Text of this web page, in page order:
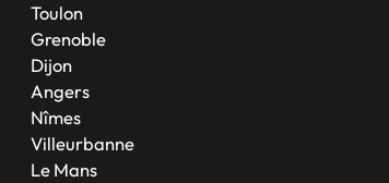
Toulon
Grenoble
Dijon
Angers
Nîmes
Villeurbanne
Le Mans